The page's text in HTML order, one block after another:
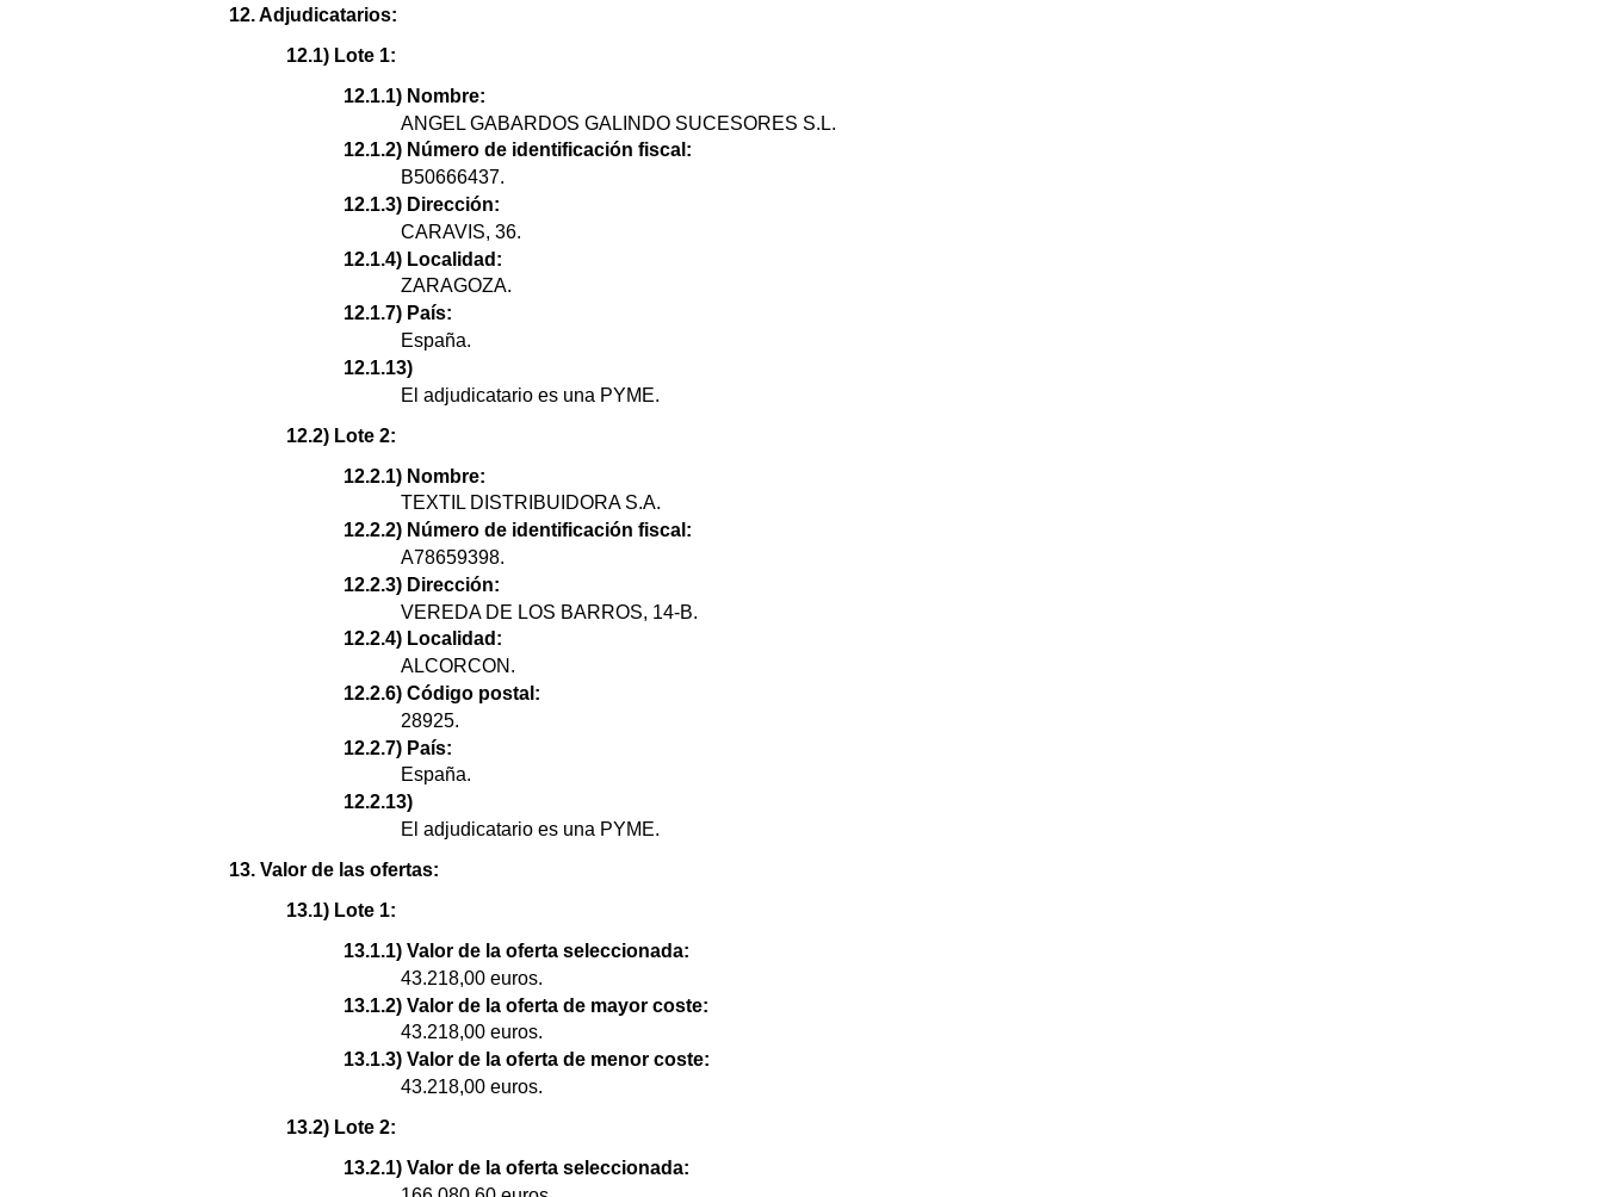
12. Adjudicatarios:
12.1) Lote 1:
12.1.1) Nombre:
ANGEL GABARDOS GALINDO SUCESORES S.L.
12.1.2) Número de identificación fiscal:
B50666437.
12.1.3) Dirección:
CARAVIS, 36.
12.1.4) Localidad:
ZARAGOZA.
12.1.7) País:
España.
12.1.13)
El adjudicatario es una PYME.
12.2) Lote 2:
12.2.1) Nombre:
TEXTIL DISTRIBUIDORA S.A.
12.2.2) Número de identificación fiscal:
A78659398.
12.2.3) Dirección:
VEREDA DE LOS BARROS, 14-B.
12.2.4) Localidad:
ALCORCON.
12.2.6) Código postal:
28925.
12.2.7) País:
España.
12.2.13)
El adjudicatario es una PYME.
13. Valor de las ofertas:
13.1) Lote 1:
13.1.1) Valor de la oferta seleccionada:
43.218,00 euros.
13.1.2) Valor de la oferta de mayor coste:
43.218,00 euros.
13.1.3) Valor de la oferta de menor coste:
43.218,00 euros.
13.2) Lote 2:
13.2.1) Valor de la oferta seleccionada: